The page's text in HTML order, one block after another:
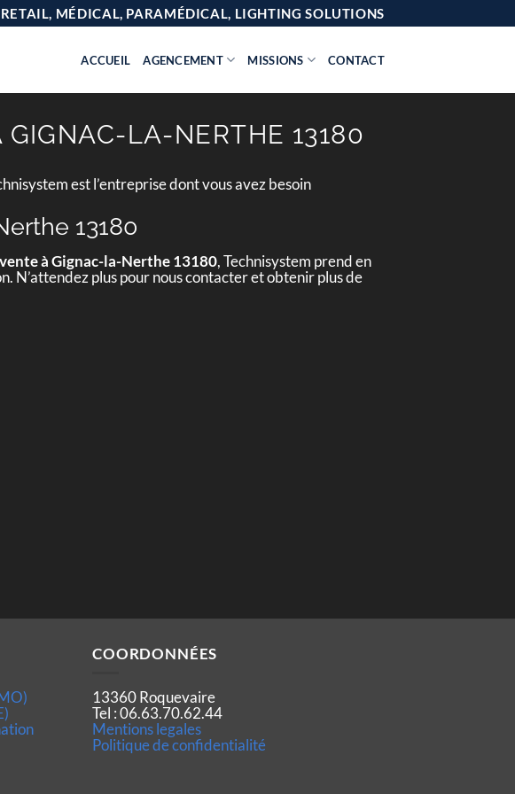
MÉDICAL, PARAMÉDICAL, LIGHTING SOLUTIONS
ACCUEIL AGENCEMENT MISSIONS CONTACT
GIGNAC-LA-NERTHE 13180
est l’entreprise dont vous avez besoin
13180
à Gignac-la-Nerthe 13180, Technisystem prend en
N’attendez plus pour nous contacter et obtenir plus de
COORDONNÉES
13360 Roquevaire
Tel : 06.63.70.62.44
Mentions legales
Politique de confidentialité